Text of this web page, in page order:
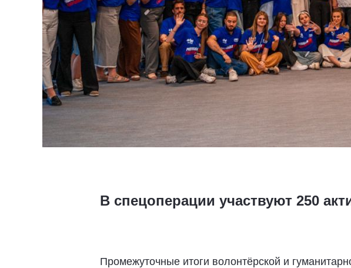
В спецоперации участвуют 250
Промежуточные итоги волонтёрской и